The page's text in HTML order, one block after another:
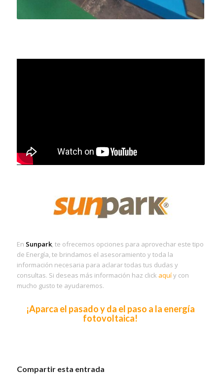
En Sunpark, te ofrecemos opciones para aprovechar este tipo
de Energía, te brindamos el asesoramiento y toda la
información necesaria para aclarar todas tus dudas y
consultas. Si deseas más información haz click aquíy con
mucho gusto te ayudaremos.
¡Aparca el pasado y da el paso a la energía
fotovoltaica!
Compartir esta entrada